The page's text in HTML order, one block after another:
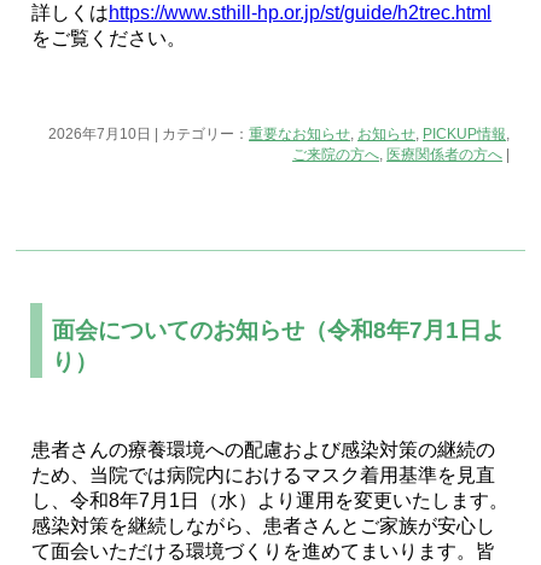
詳しくはhttps://www.sthill-hp.or.jp/st/guide/h2trec.html
をご覧ください。
2026年7月10日 | カテゴリー：重要なお知らせ, お知らせ, PICKUP情報,
ご来院の方へ, 医療関係者の方へ
面会についてのお知らせ（令和8年7月1日よ
り）
患者さんの療養環境への配慮および感染対策の継続の
ため、当院では病院内におけるマスク着用基準を見直
し、令和8年7月1日（水）より運用を変更いたします。
感染対策を継続しながら、患者さんとご家族が安心し
て面会いただける環境づくりを進めてまいります。皆